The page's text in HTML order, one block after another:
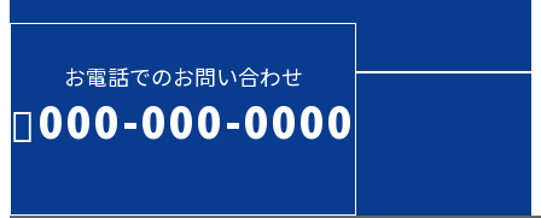
お電話でのお問い合わせ
000-000-0000